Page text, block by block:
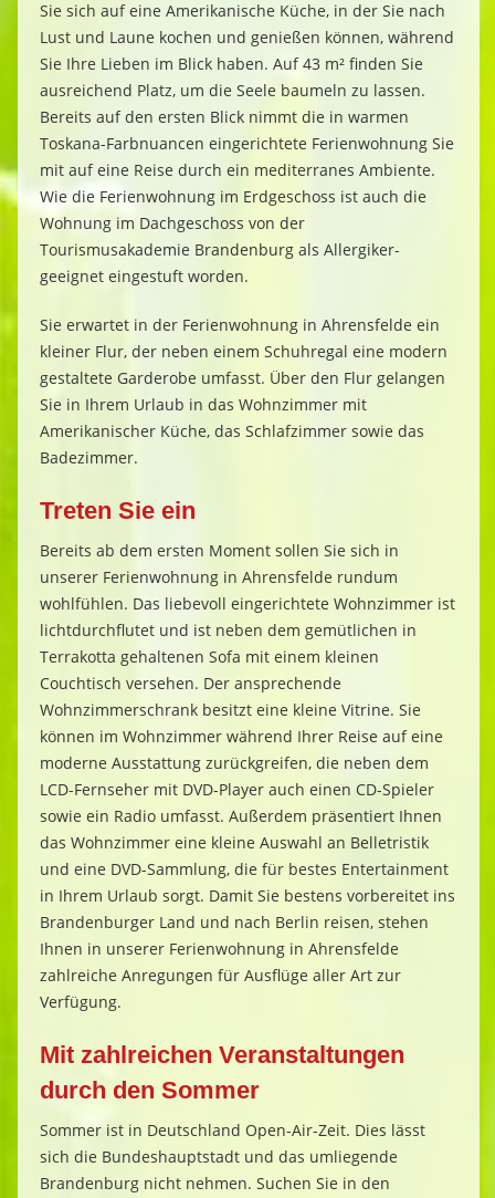
Sie sich auf eine Amerikanische Küche, in der Sie nach
Lust und Laune kochen und genießen können, während
Sie Ihre Lieben im Blick haben. Auf 43 m² finden Sie
ausreichend Platz, um die Seele baumeln zu lassen.
Bereits auf den ersten Blick nimmt die in warmen
Toskana-Farbnuancen eingerichtete Ferienwohnung Sie
mit auf eine Reise durch ein mediterranes Ambiente.
Wie die Ferienwohnungim Erdgeschoss ist auch die
Wohnung im Dachgeschoss von der
Tourismusakademie Brandenburg als Allergiker-
geeignet eingestuft worden.
Sie erwartet in der Ferienwohnung in Ahrensfelde ein
kleiner Flur, der neben einem Schuhregal eine modern
gestaltete Garderobe umfasst. Über den Flur gelangen
Sie in Ihrem Urlaub in das Wohnzimmer mit
AmerikanischerKüche, das Schlafzimmer sowie das
Badezimmer.
Treten Sie ein
Bereits ab dem ersten Moment sollen Sie sich in
unserer Ferienwohnung in Ahrensfelde rundum
wohlfühlen. Das liebevoll eingerichtete Wohnzimmer ist
lichtdurchflutet und ist neben dem gemütlichen in
Terrakotta gehaltenen Sofa mit einem kleinen
Couchtisch versehen. Der ansprechende
Wohnzimmerschrank besitzt eine kleine Vitrine. Sie
können im Wohnzimmer während Ihrer Reise auf eine
moderne Ausstattung zurückgreifen, die neben dem
LCD-Fernseher mit DVD-Player auch einen CD-Spieler
sowie ein Radio umfasst. Außerdem präsentiert Ihnen
das Wohnzimmer eine kleine Auswahl an Belletristik
und eine DVD-Sammlung, die für bestes Entertainment
in Ihrem Urlaub sorgt. Damit Sie bestens vorbereitet ins
Brandenburger Land und nach Berlin reisen, stehen
Ihnen in unserer Ferienwohnung in Ahrensfelde
zahlreiche Anregungen für Ausflüge aller Art zur
Verfügung.
Mit zahlreichen Veranstaltungen
durch den Sommer
Sommer ist in Deutschland Open-Air-Zeit. Dies lässt
sich die Bundeshauptstadt und das umliegende
Brandenburg nicht nehmen. Suchen Sie in den